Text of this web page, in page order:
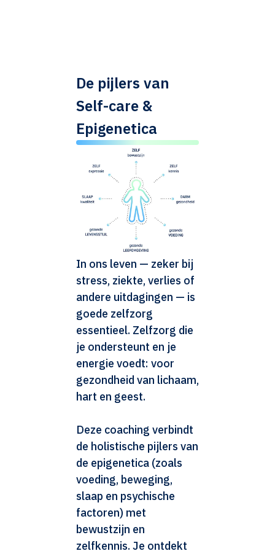
De pijlers van
Self-care &
Epigenetica
In ons leven — zeker bij
stress, ziekte, verlies of
andere uitdagingen — is
goede zelfzorg
essentieel. Zelfzorg die
je ondersteunt en je
energie voedt: voor
gezondheid van lichaam,
hart en geest.
Deze coaching verbindt
de holistische pijlers van
de epigenetica (zoals
voeding, beweging,
slaap en psychische
factoren) met
bewustzijn en
zelfkennis. Je ontdekt